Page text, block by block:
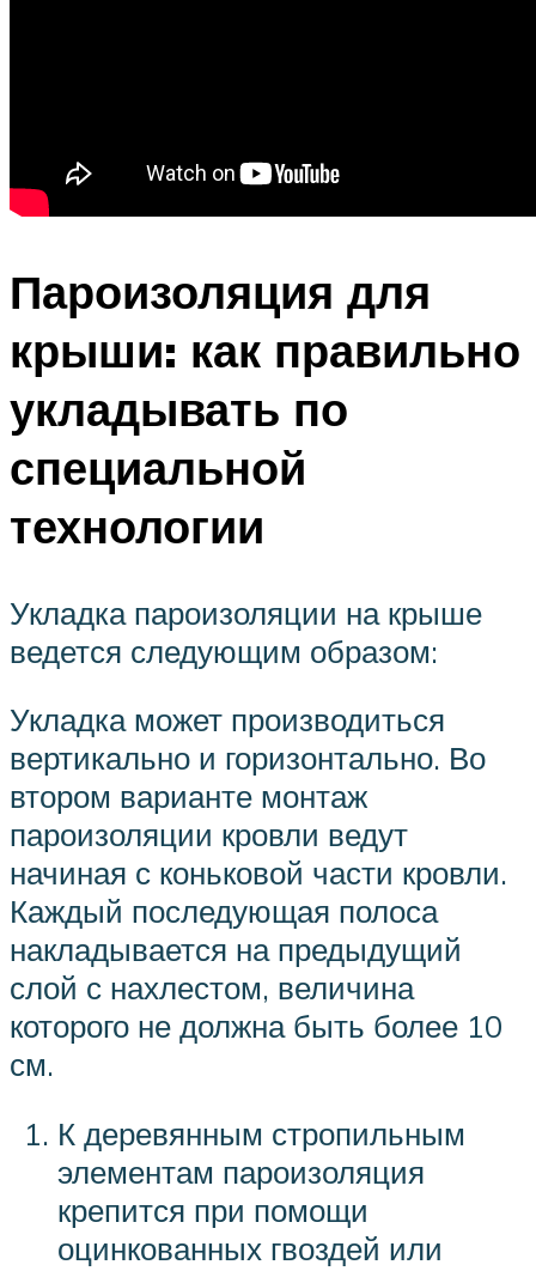
Пароизоляция для
крыши: как правильно
укладывать по
специальной
технологии
Укладка пароизоляции на крыше
ведется следующим образом:
Укладка может производиться
вертикально и горизонтально. Во
втором варианте монтаж
пароизоляции кровли ведут
начиная с коньковой части кровли.
Каждый последующая полоса
накладывается на предыдущий
слой с нахлестом, величина
которого не должна быть более 10
см.
К деревянным стропильным
элементам пароизоляция
крепится при помощи
оцинкованных гвоздей или